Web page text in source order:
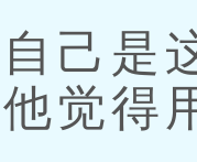
是这
觉得